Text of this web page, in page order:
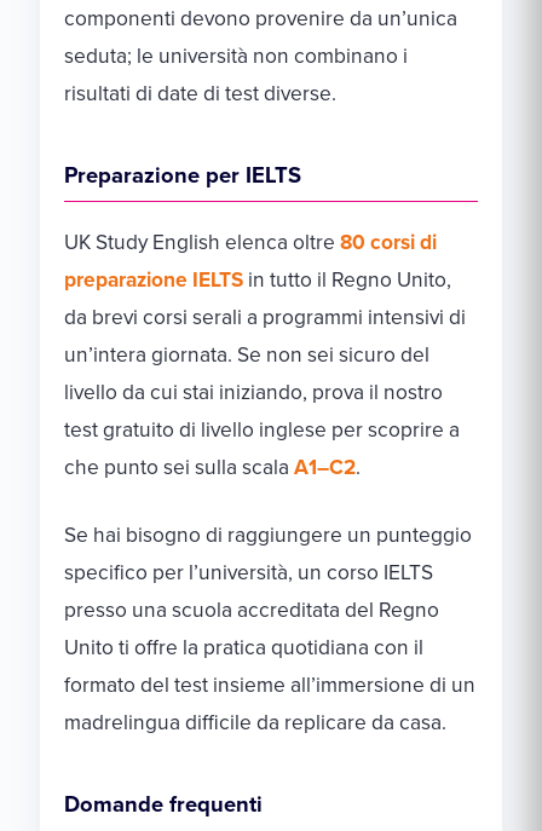
componenti devono provenire da un’unica
seduta; le università non combinano i
risultati di date di test diverse.
Preparazione per IELTS
UK Study English elenca oltre 80 corsi di
preparazione IELTS in tutto il Regno Unito,
da brevi corsi serali a programmi intensivi di
un’intera giornata. Se non sei sicuro del
livello da cui stai iniziando, prova il nostro
test gratuito di livello inglese per scoprire a
che punto sei sulla scala A1–C2.
Se hai bisogno di raggiungere un punteggio
specifico per l’università, un corso IELTS
presso una scuola accreditata del Regno
Unito ti offre la pratica quotidiana con il
formato del test insieme all’immersione di un
madrelingua difficile da replicare da casa.
Domande frequenti